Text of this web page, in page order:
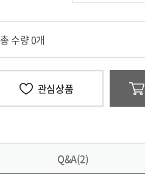
총 수량 0개
관심상품
Q&A(2)